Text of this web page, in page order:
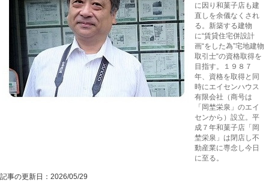
に因り和菓子店も建
直しを余儀なくされ
る。新築する建物
に“賃貸住宅併設計
画“をした為”宅地建物
取引士“の資格取得を
目指す。１９８７
年、資格を取得と同
時にエイセンハウス
有限会社（商号は
「岡埜栄泉」のエイ
センから）設立。平
成７年和菓子店「岡
埜栄泉」は閉店し不
動産業に専念し今日
に至る。
記事の更新日： 2026/05/29